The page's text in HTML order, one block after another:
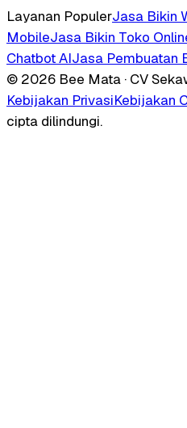
Layanan PopulerJasa Bikin
MobileJasa Bikin Toko
Chatbot AIJasa Pembuatan
© 2026 Bee Mata · CV
Kebijakan PrivasiKebijakan
cipta dilindungi.